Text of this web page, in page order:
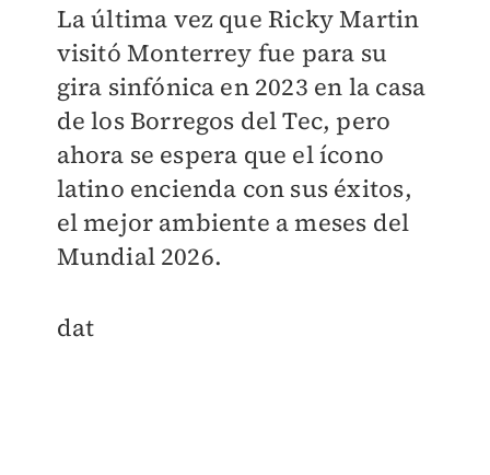
La última vez que Ricky Martin
visitó Monterrey fue para su
gira sinfónica en 2023 en la casa
de los Borregos del Tec, pero
ahora se espera que el ícono
latino encienda con sus éxitos,
el mejor ambiente a meses del
Mundial 2026.
dat